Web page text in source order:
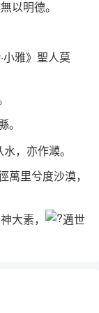
以明德。
小雅》聖人莫
，亦作㵹。
萬里兮度沙漠，
大素，
邁世